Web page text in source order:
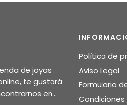
de joyas
te gustará
en...
Política de
Aviso Legal
Formulario
Condiciones